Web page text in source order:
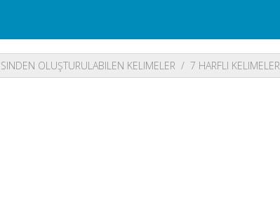
OLUŞTURULABILEN KELIMELER 7 HARFLI KELIMELER